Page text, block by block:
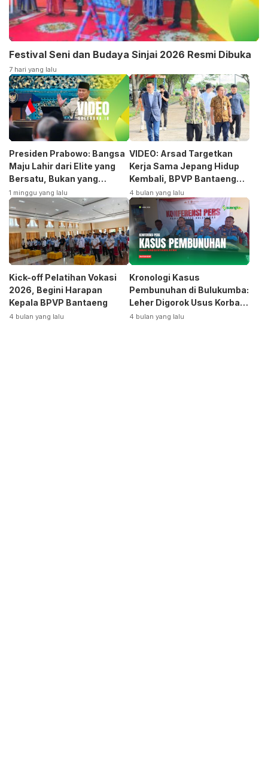
Festival Seni dan Budaya Sinjai 2026 Resmi Dibuka
7 hari yang lalu
Presiden Prabowo: Bangsa
Maju Lahir dari Elite yang
Bersatu, Bukan yang
Terpecah
1 minggu yang lalu
VIDEO: Arsad Targetkan
Kerja Sama Jepang Hidup
Kembali, BPVP Bantaeng
Siap Bangkitkan Jurusan
Otomotif
4 bulan yang lalu
Kick-off Pelatihan Vokasi
2026, Begini Harapan
Kepala BPVP Bantaeng
4 bulan yang lalu
Kronologi Kasus
Pembunuhan di Bulukumba:
Leher Digorok Usus Korban
Dikeluarkan
4 bulan yang lalu